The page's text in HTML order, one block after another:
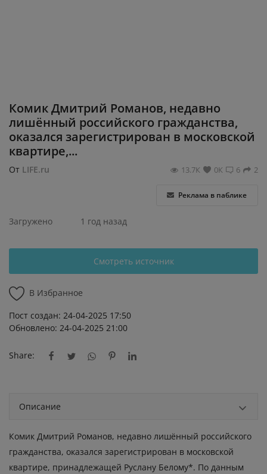
Комик Дмитрий Романов, недавно
лишённый российского гражданства,
оказался зарегистрирован в московской
квартире,...
От LIFE.ru 2
6
0К
13.7К
Реклама в паблике
Загружено 1 год назад
Смотреть источник
В Избранное
Пост создан: 24-04-2025 17:50
Обновлено: 24-04-2025 21:00
Share:
Описание
Комик Дмитрий Романов, недавно лишённый российского
гражданства, оказался зарегистрирован в московской
квартире, принадлежащей Руслану Белому*. По данным